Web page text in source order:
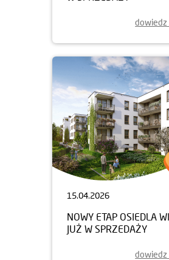
dowiedz
15.04.2026
NOWY ETAP OSIEDLA
JUŻ W SPRZEDAŻY
dowiedz